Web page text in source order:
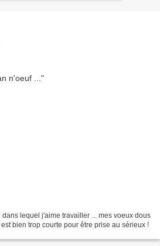
lequel j'aime travailler ... mes voeux dous
bien trop courte pour être prise au sérieux !